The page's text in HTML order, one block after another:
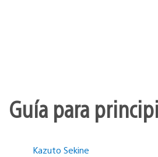
Guía para
Kazuto Sekine